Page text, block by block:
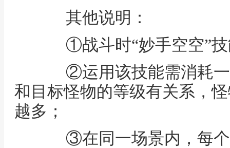
其他说明：
①战斗时“妙手空空”技
②运用该技能需消耗一
和目标怪物的等级有关系，
越多；
③在同一场景内，每个